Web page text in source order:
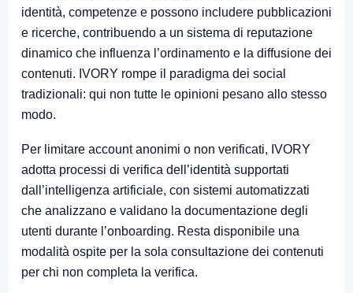
identità, competenze e possono includere pubblicazioni
e ricerche, contribuendo a un sistema di reputazione
dinamico che influenza l’ordinamento e la diffusione dei
contenuti. IVORY rompe il paradigma dei social
tradizionali: qui non tutte le opinioni pesano allo stesso
modo.
Per limitare account anonimi o non verificati, IVORY
adotta processi di verifica dell’identità supportati
dall’intelligenza artificiale, con sistemi automatizzati
che analizzano e validano la documentazione degli
utenti durante l’onboarding. Resta disponibile una
modalità ospite per la sola consultazione dei contenuti
per chi non completa la verifica.